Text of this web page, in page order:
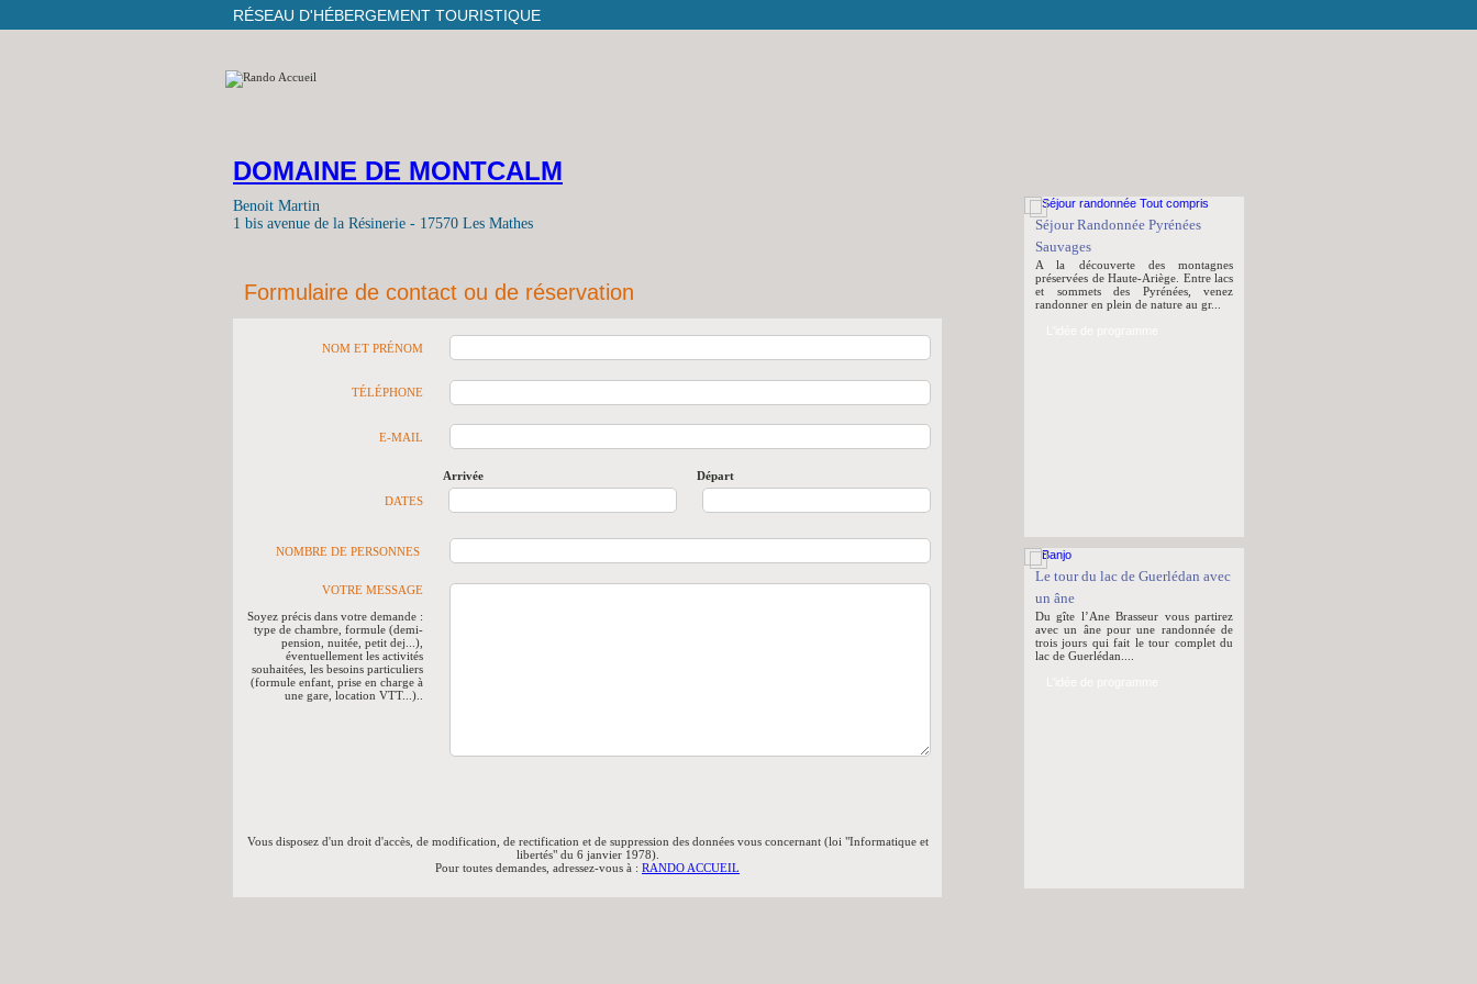
RÉSEAU D'HÉBERGEMENT TOURISTIQUE
DOMAINE DE MONTCALM
Benoit Martin
1 bis avenue de la Résinerie - 17570 Les Mathes
Formulaire de contact ou de réservation
NOM ET PRÉNOM
TÉLÉPHONE
E-MAIL
Arrivée
Départ
DATES
NOMBRE DE PERSONNES
VOTRE MESSAGE
Soyez précis dans votre demande :
type de chambre, formule (demi-
pension, nuitée, petit dej...),
éventuellement les activités
souhaitées, les besoins particuliers
(formule enfant, prise en charge à
une gare, location VTT...)..
Vous disposez d'un droit d'accès, de modification, de rectification et de suppression des données vous concernant (loi "Informatique et
libertés" du 6 janvier 1978).
Pour toutes demandes, adressez-vous à : RANDO ACCUEIL
Séjour Randonnée Pyrénées
Sauvages
A la découverte des montagnes
préservées de Haute-Ariège. Entre lacs
et sommets des Pyrénées, venez
randonner en plein de nature au gr...
Le tour du lac de Guerlédan avec
un âne
Du gîte l’Ane Brasseur vous partirez
avec un âne pour une randonnée de
trois jours qui fait le tour complet du
lac de Guerlédan....